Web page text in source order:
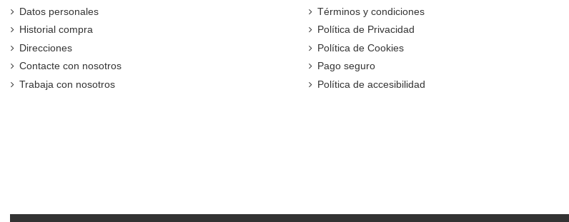
Datos personales
Historial compra
Direcciones
Contacte con nosotros
Trabaja con nosotros
Términos y condiciones
Política de Privacidad
Política de Cookies
Pago seguro
Política de accesibilidad